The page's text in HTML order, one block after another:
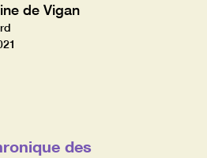
de Vigan
des